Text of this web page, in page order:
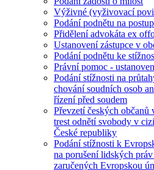
Výživné (vyživovací
Podání podnětu na
Přidělení advokáta ex
Ustanovení zástupce v
Podání podnětu ke
Právní pomoc -
Podání stížnosti na
chování soudních osob
řízení před soudem
Převzetí českých
trest odnětí svobody v
České republiky
Podání stížnosti k
na porušení lidských
zaručených Evropskou